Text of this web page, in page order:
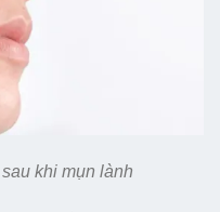
khi mụn lành